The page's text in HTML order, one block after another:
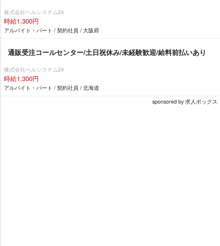
株式会社ベルシステム24
時給1,300円
アルバイト・パート / 契約社員 / 大阪府
通販受注コールセンター/土日祝休み/未経験歓迎/給料前払いあり
株式会社ベルシステム24
時給1,300円
アルバイト・パート / 契約社員 / 北海道
sponsored by 求人ボックス